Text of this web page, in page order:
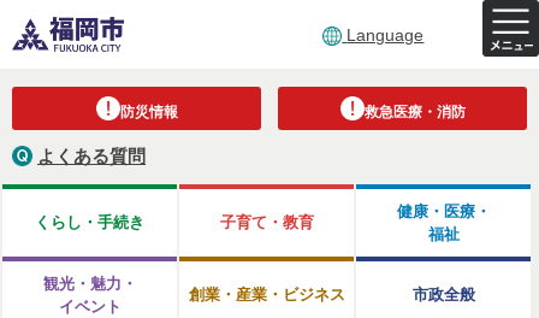
Language
防災情報 救急医療・消防
よくある質問
くらし・手続き 子育て・教育
健康・医療・
福祉
観光・魅力・
イベント
創業・産業・ビジネス 市政全般